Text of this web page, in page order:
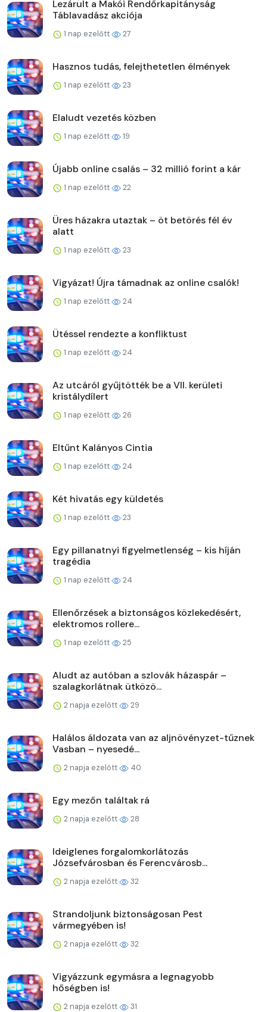
Lezárult a Makói Rendőrkapitányság
Táblavadász akciója
1 nap ezelőtt 27
Hasznos tudás, felejthetetlen élmények
1 nap ezelőtt 23
Elaludt vezetés közben
1 nap ezelőtt 19
Újabb online csalás – 32 millió forint a kár
1 nap ezelőtt 22
Üres házakra utaztak – öt betörés fél év
alatt
1 nap ezelőtt 23
Vigyázat! Újra támadnak az online csalók!
1 nap ezelőtt 24
Ütéssel rendezte a konfliktust
1 nap ezelőtt 24
Az utcáról gyűjtötték be a VII. kerületi
kristálydílert
1 nap ezelőtt 26
Eltűnt Kalányos Cintia
1 nap ezelőtt 24
Két hivatás egy küldetés
1 nap ezelőtt 23
Egy pillanatnyi figyelmetlenség – kis híján
tragédia
1 nap ezelőtt 24
Ellenőrzések a biztonságos közlekedésért,
elektromos rollere...
1 nap ezelőtt 25
Aludt az autóban a szlovák házaspár –
szalagkorlátnak ütközö...
2 napja ezelőtt 29
Halálos áldozata van az aljnövényzet-tűznek
Vasban – nyesedé...
2 napja ezelőtt 40
Egy mezőn találtak rá
2 napja ezelőtt 28
Ideiglenes forgalomkorlátozás
Józsefvárosban és Ferencvárosb...
2 napja ezelőtt 32
Strandoljunk biztonságosan Pest
vármegyében is!
2 napja ezelőtt 32
Vigyázzunk egymásra a legnagyobb
hőségben is!
2 napja ezelőtt 31